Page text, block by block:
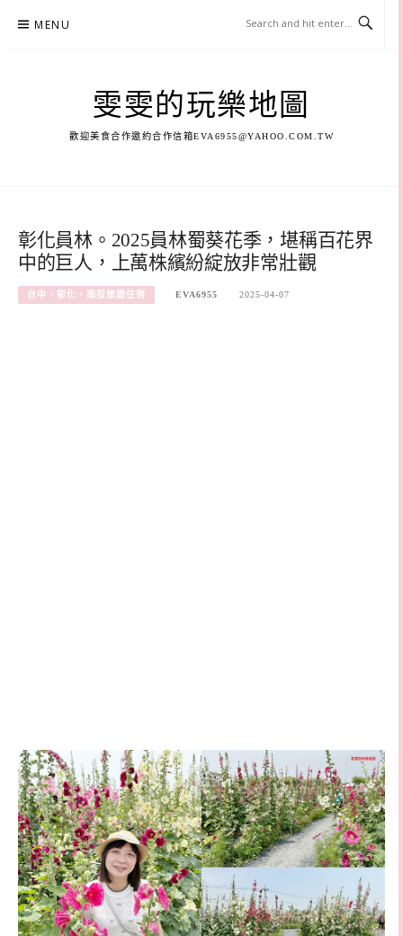
MENU
雯雯的玩樂地圖
歡迎美食合作邀約合作信箱EVA6955@YAHOO.COM.TW
彰化員林。2025員林蜀葵花季，堪稱百花界
中的巨人，上萬株繽紛綻放非常壯觀
台中、彰化、南投旅遊住宿 EVA6955 2025-04-07